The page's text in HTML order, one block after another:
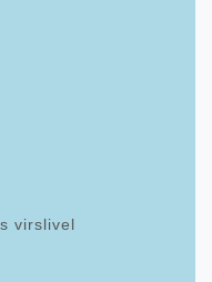
virslivel